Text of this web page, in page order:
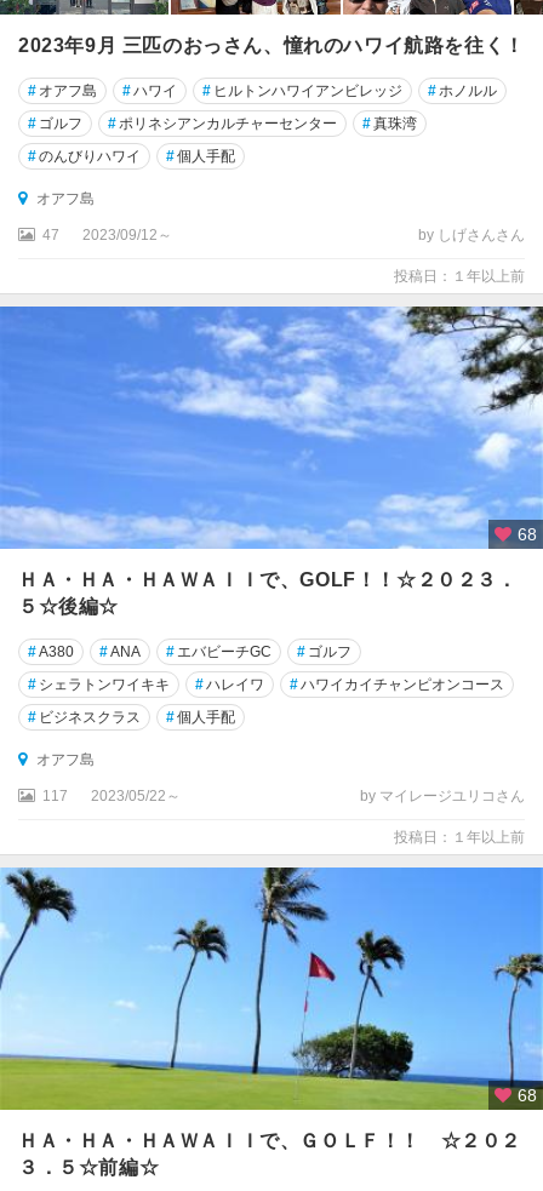
・
カ
チ
ャ
ー
・
セ
タ
周
マ
ナ
・
ケ
山
周
辺
モ
カ
島
モ
ロ
キ
ラ
イ
島
2023年9月 三匹のおっさん、憧れのハワイ航路を往く！
# オアフ島 #ハワイ # ヒルトンハワイアンビレッジ #ホノルル
# ゴルフ #ポリネシアンカルチャーセンター #真珠湾
#のんびりハワイ #個人手配
オアフ島
47 2023/09/12～ by しげさんさん
投稿日：１年以上前
68
ＨＡ・ＨＡ・ＨＡＷＡＩＩで、GOLF！！☆２０２３．
５☆後編☆
#A380 #ANA # エバビーチGC # ゴルフ
# シェラトンワイキキ #ハレイワ #ハワイカイチャンピオンコース
# ビジネスクラス #個人手配
オアフ島
117 2023/05/22～ by マイレージユリコさん
投稿日：１年以上前
68
ＨＡ・ＨＡ・ＨＡＷＡＩＩで、ＧＯＬＦ！！ ☆２０２
３．５☆前編☆